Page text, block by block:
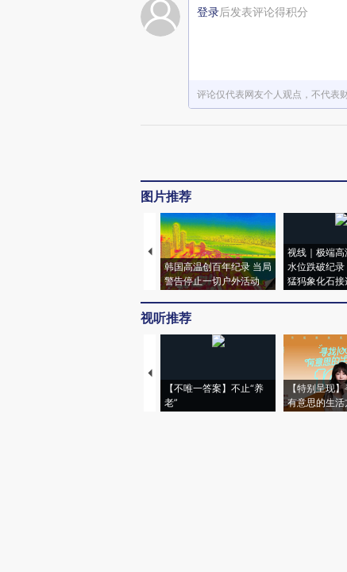
登录后发表评论得积分
评论仅代表网友个人观点，不代表
图片推荐
韩国高温创百年纪录 当局
警告停止一切户外活动
视线｜极端
水位跌破纪
猛犸象化石接
视听推荐
【不唯一答案】不止“养
老”
【特别呈现
有意思的生活